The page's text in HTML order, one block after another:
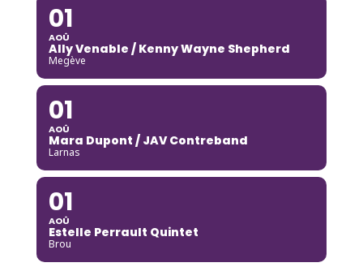
01
AOÛ
Ally Venable / Kenny Wayne Shepherd
Megève
01
AOÛ
Mara Dupont / JAV Contreband
Larnas
01
AOÛ
Estelle Perrault Quintet
Brou